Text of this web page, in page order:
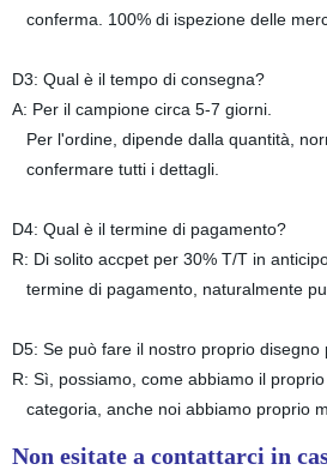
conferma. 100% di ispezione delle
D3: Qual è il tempo di consegna?
A: Per il campione circa 5-7 giorni.
Per l'ordine, dipende dalla quantità,
confermare tutti i dettagli.
D4: Qual è il termine di pagamento?
R: Di solito accpet per 30% T/T in
termine di pagamento, naturalmente
D5: Se può fare il nostro proprio
R: Sì, possiamo, come abbiamo il
categoria, anche noi abbiamo proprio
Non esitate a contattarci in